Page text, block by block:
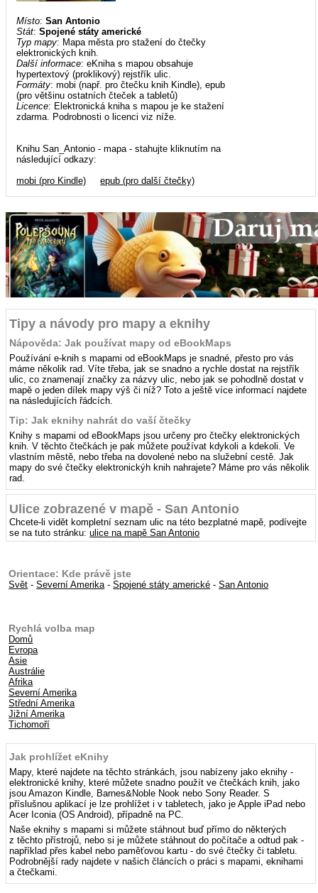
Místo:San Antonio
Stát:Spojené státy americké
Typ mapy: Mapa města pro stažení do čtečky
elektronických knih.
Další informace: eKniha s mapou obsahuje
hypertextový (proklikový) rejstřík ulic.
Formáty: mobi (např. pro čtečku knih Kindle), epub
(pro většinu ostatních čteček a tabletů)
Licence: Elektronická kniha s mapou je ke stažení
zdarma. Podrobnosti o licenci viz níže.
Knihu San_Antonio - mapa - stahujte kliknutím na
následující odkazy:
mobi (pro Kindle)
epub (pro další čtečky)
Tipy a návody pro mapy a eknihy
Nápověda: Jak používat mapy od eBookMaps
Používání e-knih s mapami od eBookMaps je snadné, přesto pro vás
máme několik rad. Víte třeba, jak se snadno a rychle dostat na rejstřík
ulic, co znamenají značky za názvy ulic, nebo jak se pohodlně dostat v
mapě o jeden dílek mapy výš či níž? Toto a ještě více informací najdete
na následujících řádcích.
Tip: Jak eknihy nahrát do vaší čtečky
Knihy s mapami od eBookMaps jsou určeny pro čtečky elektronických
knih. V těchto čtečkách je pak můžete používat kdykoli a kdekoli. Ve
vlastním městě, nebo třeba na dovolené nebo na služební cestě. Jak
mapy do své čtečky elektronickýh knih nahrajete? Máme pro vás několik
rad.
Ulice zobrazené v mapě - San Antonio
Chcete-li vidět kompletní seznam ulic na této bezplatné mapě, podívejte
se na tuto stránku:ulice na mapě San Antonio
Orientace: Kde právě jste
Svět -Severní Amerika-Spojené státy americké -San Antonio
Rychlá volba map
Domů
Evropa
Asie
Austrálie
Afrika
Severní Amerika
Střední Amerika
Jižní Amerika
Tichomoří
Jak prohlížet eKnihy
Mapy, které najdete na těchto stránkách, jsou nabízeny jako eknihy -
elektronické knihy, které můžete snadno použít ve čtečkách knih, jako
jsou Amazon Kindle, Barnes&Noble Nook nebo Sony Reader. S
příslušnou aplikací je lze prohlížet i v tabletech, jako je Apple iPad nebo
Acer Iconia (OS Android), případně na PC.
Naše eknihy s mapami si můžete stáhnout buď přímo do některých
z těchto přístrojů, nebo si je můžete stáhnout do počítače a odtud pak -
například přes kabel nebo paměťovou kartu - do své čtečky či tabletu.
Podrobnější rady najdete v našich článcích o práci s mapami, eknihami
a čtečkami.